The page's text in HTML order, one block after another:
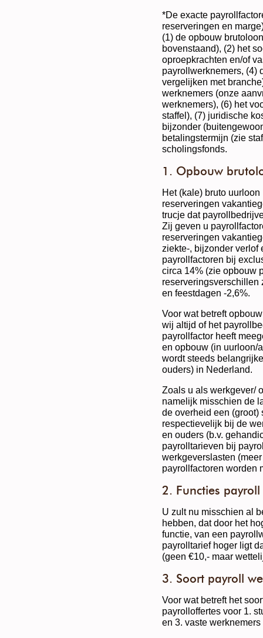
*De exacte
reserveringen en
(1) de opbouw
bovenstaand), (2) het
oproepkrachten en/of
payrollwerknemers, (4)
vergelijken met
werknemers (onze
werknemers), (6) het
staffel), (7) juridische
bijzonder
betalingstermijn (zie
scholingsfonds.
1. Opbouw
Het (kale) bruto
reserveringen
trucje dat
Zij geven u
reserveringen
ziekte-, bijzonder verlof
payrollfactoren bij
circa 14% (zie opbouw
reserveringsverschillen
en feestdagen -2,6%.
Voor wat betreft
wij altijd of het
payrollfactor heeft
en opbouw (in uurloon/
wordt steeds
ouders) in Nederland.
Zoals u als werkgever/
namelijk misschien de
de overheid een (groot)
respectievelijk bij de
en ouders (b.v.
payrolltarieven bij
werkgeverslasten
payrollfactoren worden
2. Functies
U zult nu misschien al
hebben, dat door het
functie, van een
payrolltarief hoger ligt
(geen €10,- maar
3. Soort payroll
Voor wat betreft het
payrolloffertes voor 1.
en 3. vaste werknemers